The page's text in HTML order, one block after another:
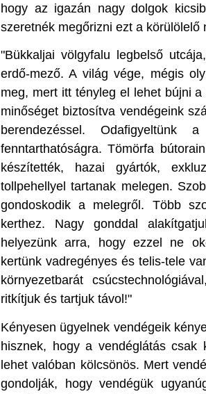
hogy az igazán nagy dolgok
szeretnék megőrizni ezt a
"Bükkaljai völgyfalu legbelső
erdő-mező. A világ vége, mégis
meg, mert itt tényleg el lehet bújni
minőséget biztosítva vendégeink
berendezéssel. Odafigyeltünk
fenntarthatóságra. Tömörfa
készítették, hazai gyártók,
tollpehellyel tartanak melegen.
gondoskodik a melegről. Több
kerthez. Nagy gonddal
helyezünk arra, hogy ezzel ne
kertünk vadregényes és telis-tele
környezetbarát
ritkítjuk és tartjuk távol!"
Kényesen ügyelnek vendégeik
hisznek, hogy a vendéglátás
lehet valóban kölcsönös. Mert
gondolják, hogy vendégük